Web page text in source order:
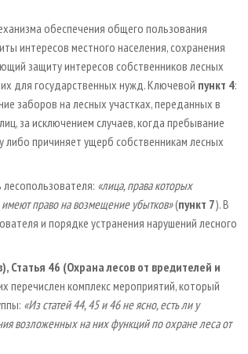
обеспечения общего пользования
интересов местного населения, сохранения
защиту интересов собственников лесных
для государственных нужд. Ключевой пункт 4:
заборов на лесных участках, переданных в
за исключением случаев, когда пребывание
либо причиняет ущерб собственникам лесных
«лица, права которых
право на возмещение убытков»(пункт 7). В
и порядке устранения нарушений лесного
Статья 46 (Охрана лесов от вредителей и
перечислен комплекс мероприятий, который
«Из статей 44, 45 и 46 не ясно, есть ли у
возложенных на них функций по охране леса от